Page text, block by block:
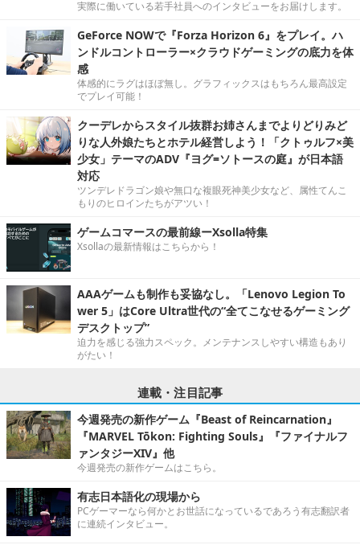
実際に働いている若手社員へのインタビューをお届けします。
GeForce NOWで『Forza Horizon 6』をプレイ。ハ
ンドルコントローラー×クラウドゲーミングの底力を体
感
体感的にラグはほぼ無し。グラフィックスはもちろん最高設定
でプレイ可能！
クーデレからスタイル抜群お姉さんまでよりどりみど
りな人外娘たちとホテル経営しよう！「クトゥルフ×美
少女」テーマのADV『ヨグ=ソトースの庭』が日本語
対応
ツンデレドラゴン娘や無口な複眼死神美少女など、属性てんこ
もりのヒロインたちがアツい！
ゲームコマースの最前線ーXsolla特集
Xsollaの最新情報はこちらから！
AAAゲームも制作も妥協なし。「Lenovo Legion To
wer 5」はCore Ultra世代の“全てこなせるゲーミング
デスクトップ”
迫力を感じる強力スペック。メンテナンスしやすい構造もあり
がたい！
連載・注目記事
今週発売の新作ゲーム『Beast of Reincarnation』
『MARVEL Tōkon: Fighting Souls』『ファイナルフ
ァンタジーXIV』他
今週発売の新作ゲームはこちら。
有志日本語化の現場から
PCゲーマーなら何かとお世話になっているであろう有志翻訳者
に連続インタビュー。